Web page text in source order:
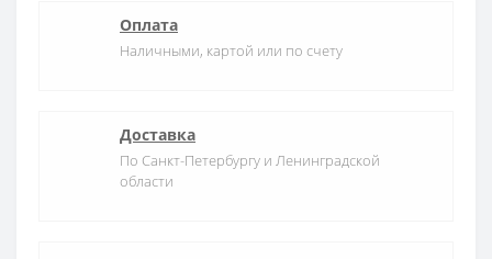
Оплата
Наличными, картой или по счету
Доставка
По Санкт-Петербургу и Ленинградской
области